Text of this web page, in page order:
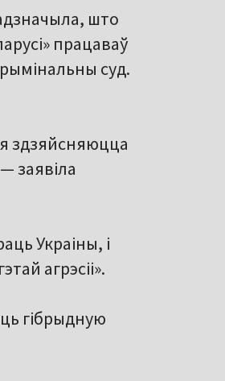
што
працаваў
суд.
здзяйсняюцца
заявіла
Украіны, і
агрэсіі».
гібрыдную